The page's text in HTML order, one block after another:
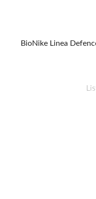
BioNike Linea